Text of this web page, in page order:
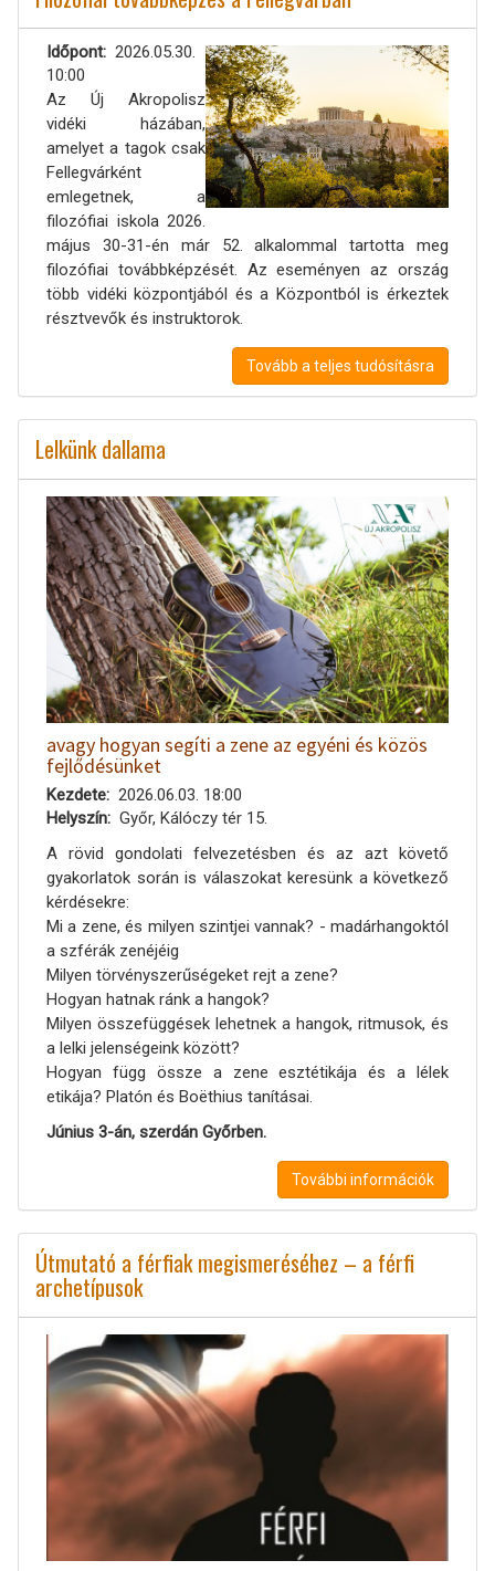
Időpont
2026.05.30.
10:00
Az Új Akropolisz
vidéki házában,
amelyet a tagok csak
Fellegvárként
emlegetnek, a
filozófiai iskola 2026.
május 30-31-én már 52. alkalommal tartotta meg
filozófiai továbbképzését. Az eseményen az ország
több vidéki központjából és a Központból is érkeztek
résztvevők és instruktorok.
Tovább a teljes tudósításra
Lelkünk dallama
avagy hogyan segíti a zene az egyéni és közös
fejlődésünket
Kezdete
2026.06.03. 18:00
Helyszín
Győr, Kálóczy tér 15.
A rövid gondolati felvezetésben és az azt követő
gyakorlatok során is válaszokat keresünk a következő
kérdésekre:
Mi a zene, és milyen szintjei vannak? - madárhangoktól
a szférák zenéjéig
Milyen törvényszerűségeket rejt a zene?
Hogyan hatnak ránk a hangok?
Milyen összefüggések lehetnek a hangok, ritmusok, és
a lelki jelenségeink között?
Hogyan függ össze a zene esztétikája és a lélek
etikája? Platón és Boëthius tanításai.
Június 3-án, szerdán Győrben.
További információk
Útmutató a férfiak megismeréséhez – a férfi
archetípusok